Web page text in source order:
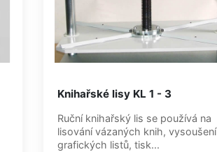
Knihařské lisy KL 1 - 3
Ruční knihařský lis se používá na
lisování vázaných knih, vysoušení
grafických listů, tisk...